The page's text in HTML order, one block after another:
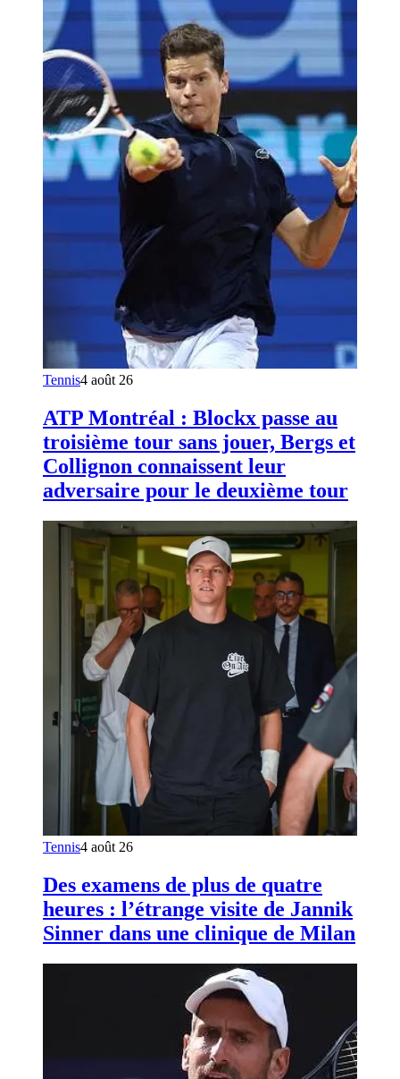
Tennis4 août 26
ATP Montréal : Blockx passe au
troisième tour sans jouer, Bergs et
Collignon connaissent leur
adversaire pour le deuxième tour
Tennis4 août 26
Des examens de plus de quatre
heures : l’étrange visite de Jannik
Sinner dans une clinique de Milan